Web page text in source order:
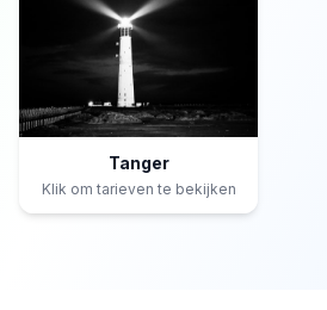
Tanger
Klik om tarieven te bekijken